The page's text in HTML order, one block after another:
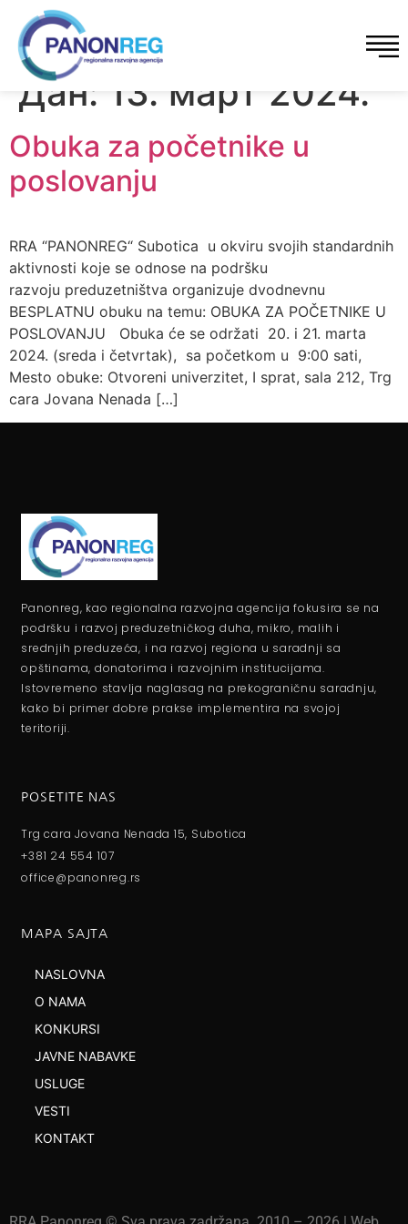
Дан: 13. март 2024.
Obuka za početnike u
poslovanju
RRA “PANONREG“ Subotica u okviru svojih standardnih
aktivnosti koje se odnose na podršku
razvoju preduzetništva organizuje dvodnevnu
BESPLATNU obuku na temu: OBUKA ZA POČETNIKE U
POSLOVANJU Obuka će se održati 20. i 21. marta
2024. (sreda i četvrtak), sa početkom u 9:00 sati,
Mesto obuke: Otvoreni univerzitet, I sprat, sala 212, Trg
cara Jovana Nenada […]
Panonreg, kao regionalna razvojna agencija fokusira se na
podršku i razvoj preduzetničkog duha, mikro, malih i
srednjih preduzeća, i na razvoj regiona u saradnji sa
opštinama, donatorima i razvojnim institucijama.
Istovremeno stavlja naglasag na prekograničnu saradnju,
kako bi primer dobre prakse implementira na svojoj
teritoriji.
POSETITE NAS
Trg cara Jovana Nenada 15, Subotica
+381 24 554 107
office@panonreg.rs
MAPA SAJTA
NASLOVNA
O NAMA
KONKURSI
JAVNE NABAVKE
USLUGE
VESTI
KONTAKT